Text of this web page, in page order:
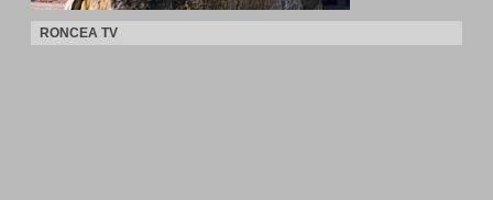
RONCEA TV